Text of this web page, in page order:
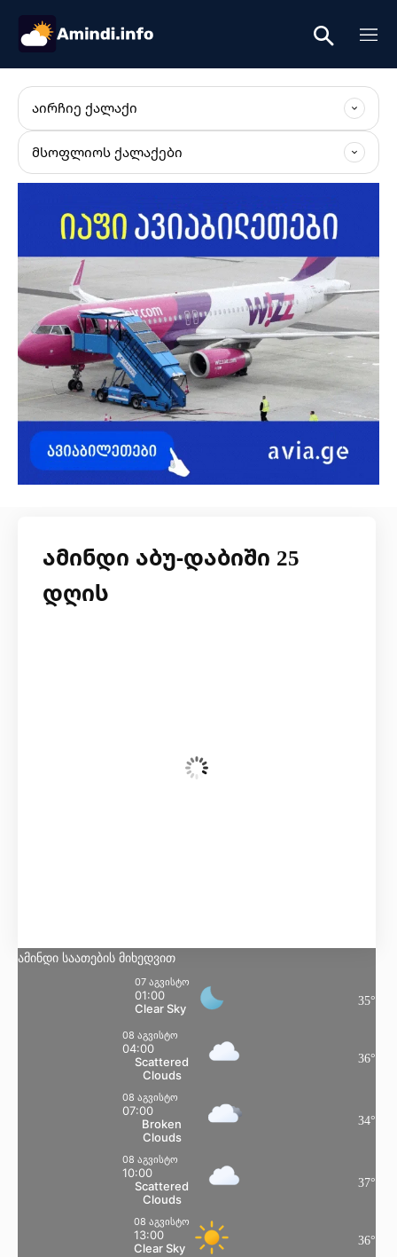
ᲐᲘᲠᲩᲘᲔ ᲥᲐᲚᲐᲥᲘ
ᲛᲡᲝᲤᲚᲘᲝᲡ ᲥᲐᲚᲐᲥᲔᲑᲘ
ამინდი აბუ-დაბიში 25
დღის
ამინდი საათების მიხედვით
07 აგვისტო
01:00
Clear Sky
35°
08 აგვისტო
04:00
Scattered
Clouds
36°
08 აგვისტო
07:00
Broken
Clouds
34°
08 აგვისტო
10:00
Scattered
Clouds
37°
08 აგვისტო
13:00
Clear Sky
36°